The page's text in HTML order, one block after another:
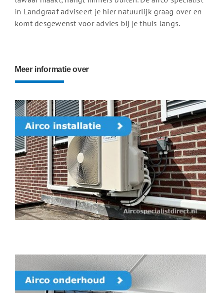
in Landgraaf adviseert je hier natuurlijk graag over en
komt desgewenst voor advies bij je thuis langs.
Meer informatie over